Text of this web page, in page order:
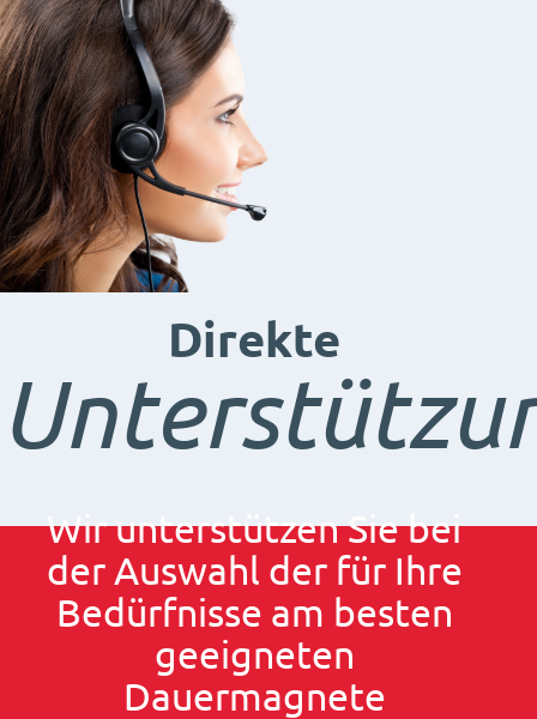
Direkte
Wir unterstützen Sie bei
der Auswahl der für Ihre
Bedürfnisse am besten
geeigneten
Dauermagnete